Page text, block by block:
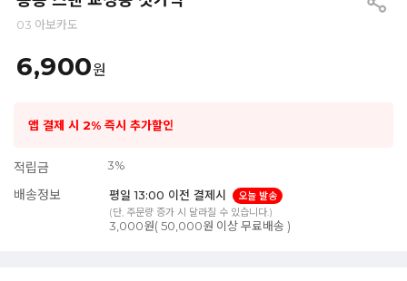
03 아보카도
6,900원
앱 결제 시 2% 즉시 추가할인
적립금 3%
배송정보 평일 13:00 이전 결제시
오늘 발송
(단, 주문량 증가 시 달라질 수 있습니다.)
3,000원( 50,000원 이상 무료배송 )